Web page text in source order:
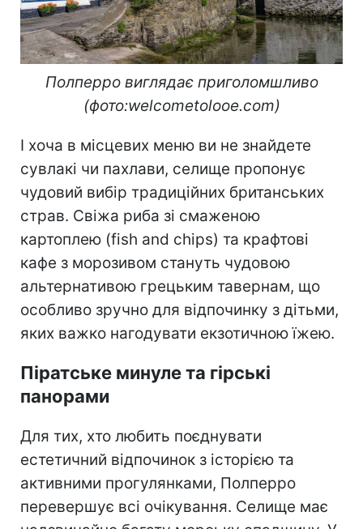
Полперро виглядає приголомшливо
(фото:welcometolooe.com)
І хоча в місцевих меню ви не знайдете
сувлакі чи пахлави, селище пропонує
чудовий вибір традиційних британських
страв. Свіжа риба зі смаженою
картоплею (fish and chips) та крафтові
кафе з морозивом стануть чудовою
альтернативою грецьким тавернам, що
особливо зручно для відпочинку з дітьми,
яких важко нагодувати екзотичною їжею.
Піратське минуле та гірські
панорами
Для тих, хто любить поєднувати
естетичний відпочинок з історією та
активними прогулянками, Полперро
перевершує всі очікування. Селище має